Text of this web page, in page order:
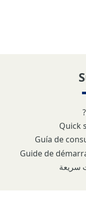
Quick
Guía de
Guide de
سريعة